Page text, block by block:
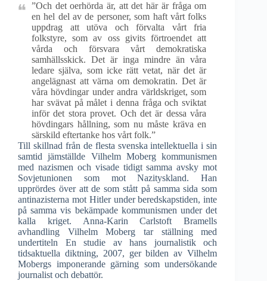
”Och det oerhörda är, att det här är fråga om
en hel del av de personer, som haft vårt folks
uppdrag att utöva och förvalta vårt fria
folkstyre, som av oss givits förtroendet att
vårda och försvara vårt demokratiska
samhällsskick. Det är inga mindre än våra
ledare själva, som icke rätt vetat, när det är
angelägnast att värna om demokratin. Det är
våra hövdingar under andra världskriget, som
har svävat på målet i denna fråga och sviktat
inför det stora provet. Och det är dessa våra
hövdingars hållning, som nu måste kräva en
särskild eftertanke hos vårt folk.”
Till skillnad från de flesta svenska intellektuella i sin
samtid jämställde Vilhelm Moberg kommunismen
med nazismen och visade tidigt samma avsky mot
Sovjetunionen som mot Nazityskland. Han
upprördes över att de som stått på samma sida som
antinazisterna mot Hitler under beredskapstiden, inte
på samma vis bekämpade kommunismen under det
kalla kriget. Anna-Karin Carlstoft Bramells
avhandling Vilhelm Moberg tar ställning med
undertiteln En studie av hans journalistik och
tidsaktuella diktning, 2007, ger bilden av Vilhelm
Mobergs imponerande gärning som undersökande
journalist och debattör.